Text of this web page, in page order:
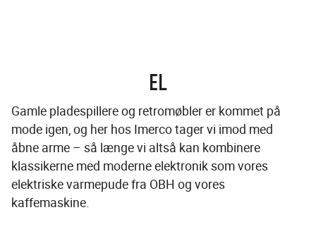
EL
Gamle pladespillere og retromøbler er kommet på
mode igen, og her hos Imerco tager vi imod med
åbne arme – så længe vi altså kan kombinere
klassikerne med moderne elektronik som vores
elektriske varmepude fra OBH og vores
kaffemaskine.